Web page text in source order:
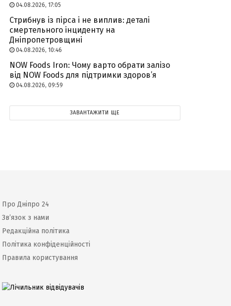
04.08.2026, 17:05
Стрибнув із пірса і не виплив: деталі
смертельного інциденту на
Дніпропетровщині
04.08.2026, 10:46
NOW Foods Iron: Чому варто обрати залізо
від NOW Foods для підтримки здоров’я
04.08.2026, 09:59
ЗАВАНТАЖИТИ ЩЕ
Про Дніпро 24
Зв’язок з нами
Редакційна політика
Політика конфіденційності
Правила користування